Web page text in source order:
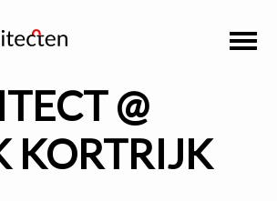
@
KORTRIJK